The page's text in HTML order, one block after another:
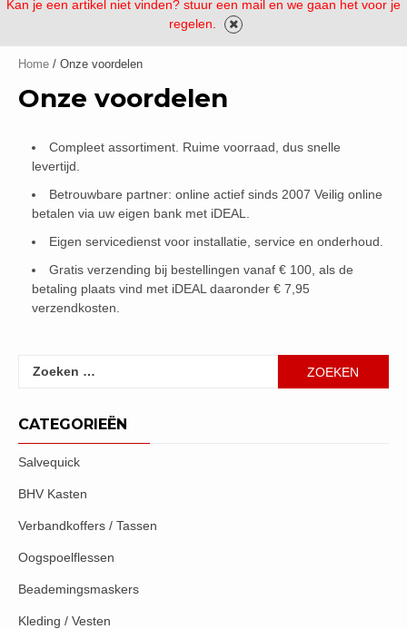
Kan je een artikel niet vinden? stuur een mail en we gaan het voor je
regelen.
Home / Onze voordelen
Onze voordelen
Compleet assortiment. Ruime voorraad, dus snelle
levertijd.
Betrouwbare partner: online actief sinds 2007 Veilig online
betalen via uw eigen bank met iDEAL.
Eigen servicedienst voor installatie, service en onderhoud.
Gratis verzending bij bestellingen vanaf € 100, als de
betaling plaats vind met iDEAL daaronder € 7,95
verzendkosten.
CATEGORIEËN
Salvequick
BHV Kasten
Verbandkoffers / Tassen
Oogspoelflessen
Beademingsmaskers
Kleding / Vesten